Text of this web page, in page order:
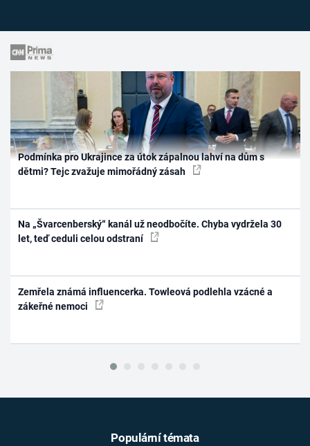
Podmínka pro Ukrajince za útok zápalnou lahví na dům s
dětmi? Tejc zvažuje mimořádný zásah
Na „Švarcenberský“ kanál už neodbočíte. Chyba vydržela 30
let, teď ceduli celou odstraní
Zemřela známá influencerka. Towleová podlehla vzácné a
zákeřné nemoci
Populární témata